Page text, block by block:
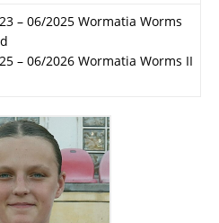
– 06/2025 Wormatia Worms
– 06/2026 Wormatia Worms II